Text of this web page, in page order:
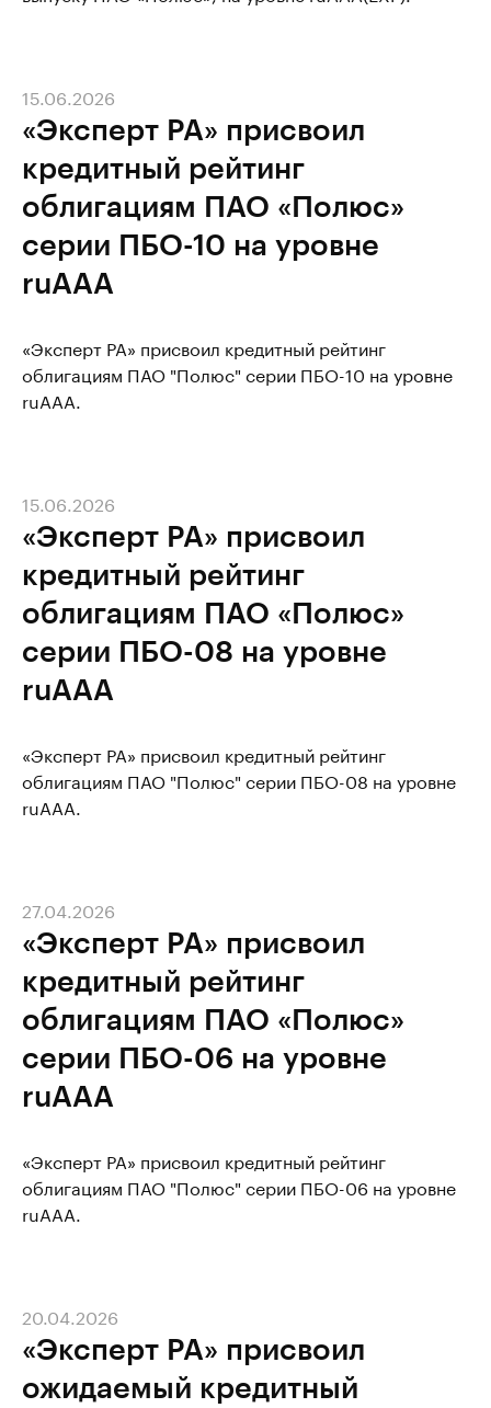
«Эксперт РА» присвоил
кредитный рейтинг
облигациям ПАО «Полюс»
серии ПБО-10 на уровне
ruAAA
15.06.2026
«Эксперт РА» присвоил кредитный рейтинг
облигациям ПАО "Полюс" серии ПБО-10 на уровне
ruAAA.
«Эксперт РА» присвоил
кредитный рейтинг
облигациям ПАО «Полюс»
серии ПБО-08 на уровне
ruAAA
15.06.2026
«Эксперт РА» присвоил кредитный рейтинг
облигациям ПАО "Полюс" серии ПБО-08 на уровне
ruAAA.
«Эксперт РА» присвоил
кредитный рейтинг
облигациям ПАО «Полюс»
серии ПБО-06 на уровне
ruAAA
27.04.2026
«Эксперт РА» присвоил кредитный рейтинг
облигациям ПАО "Полюс" серии ПБО-06 на уровне
ruAAA.
«Эксперт РА» присвоил
ожидаемый кредитный
20.04.2026